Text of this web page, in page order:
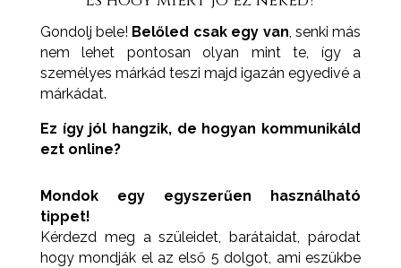
Gondolj bele! Belőled csak egy van, senki más
nem lehet pontosan olyan mint te, így a
személyes márkád teszi majd igazán egyedivé a
márkádat.
Ez így jól hangzik, de hogyan kommunikáld
ezt online?
Mondok egy egyszerűen használható
tippet!
Kérdezd meg a szüleidet, barátaidat, párodat
hogy mondják el az első 5 dolgot, ami eszükbe